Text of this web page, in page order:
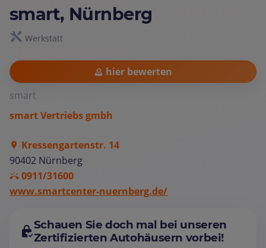
smart, Nürnberg
Werkstatt
hier bewerten
smart
smart Vertriebs gmbh
Kressengartenstr. 14
90402 Nürnberg
0911/31600
www.smartcenter-nuernberg.de/
Schauen Sie doch mal bei unseren
Zertifizierten Autohäusern vorbei!